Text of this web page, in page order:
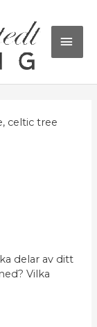
delar av ditt
Vilka